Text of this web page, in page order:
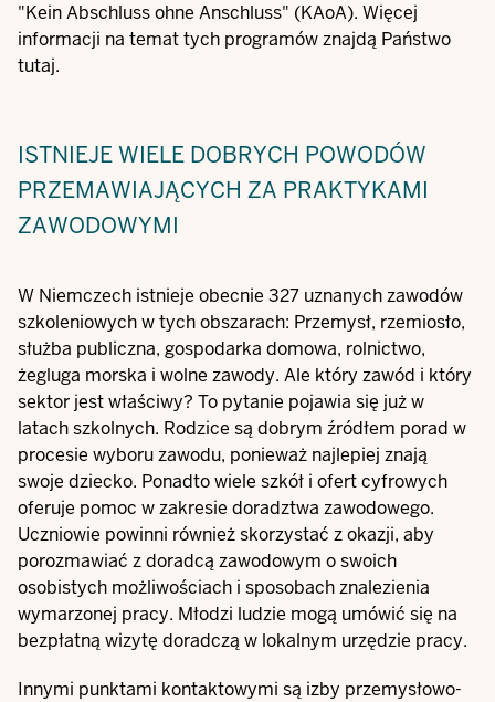
"Kein Abschluss ohne Anschluss" (KAoA). Więcej
informacji na temat tych programów znajdą Państwo
tutaj.
ISTNIEJE WIELE DOBRYCH POWODÓW
PRZEMAWIAJĄCYCH ZA PRAKTYKAMI
ZAWODOWYMI
W Niemczech istnieje obecnie 327 uznanych zawodów
szkoleniowych w tych obszarach: Przemysł, rzemiosło,
służba publiczna, gospodarka domowa, rolnictwo,
żegluga morska i wolne zawody. Ale który zawód i który
sektor jest właściwy? To pytanie pojawia się już w
latach szkolnych. Rodzice są dobrym źródłem porad w
procesie wyboru zawodu, ponieważ najlepiej znają
swoje dziecko. Ponadto wiele szkół i ofert cyfrowych
oferuje pomoc w zakresie doradztwa zawodowego.
Uczniowie powinni również skorzystać z okazji, aby
porozmawiać z doradcą zawodowym o swoich
osobistych możliwościach i sposobach znalezienia
wymarzonej pracy. Młodzi ludzie mogą umówić się na
bezpłatną wizytę doradczą w lokalnym urzędzie pracy.
Innymi punktami kontaktowymi są izby przemysłowo-